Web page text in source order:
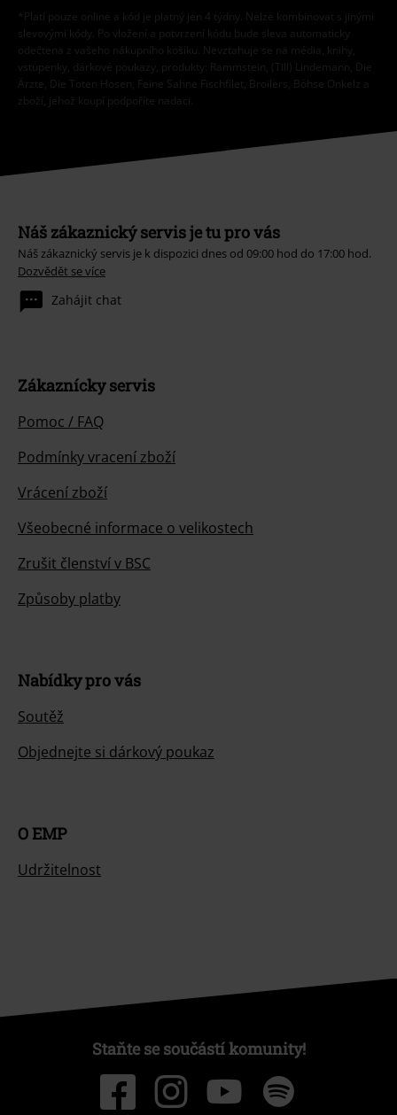
*Platí pouze online a kód je platný jen 4 týdny. Nelze kombinovat s jinými
slevovými kódy. Po vložení a potvrzení kódu bude sleva automaticky
odečtena z vašeho nákupního košíku. Nevztahuje se na média, knihy,
vstupenky, dárkové poukazy, produkty: Rammstein, (Till) Lindemann, Die
Ärzte, Die Toten Hosen, Feine Sahne Fischfilet, Broilers, Böhse Onkelz a
zboží, jehož koupí podpoříte nadaci.
Náš zákaznický servis je tu pro vás
Náš zákaznický servis je k dispozici dnes od 09:00 hod do 17:00 hod.
Dozvědět se více
Zahájit chat
Zákaznícky servis
Pomoc / FAQ
Podmínky vracení zboží
Vrácení zboží
Všeobecné informace o velikostech
Zrušit členství v BSC
Způsoby platby
Nabídky pro vás
Soutěž
Objednejte si dárkový poukaz
O EMP
Udržitelnost
Staňte se součástí komunity!